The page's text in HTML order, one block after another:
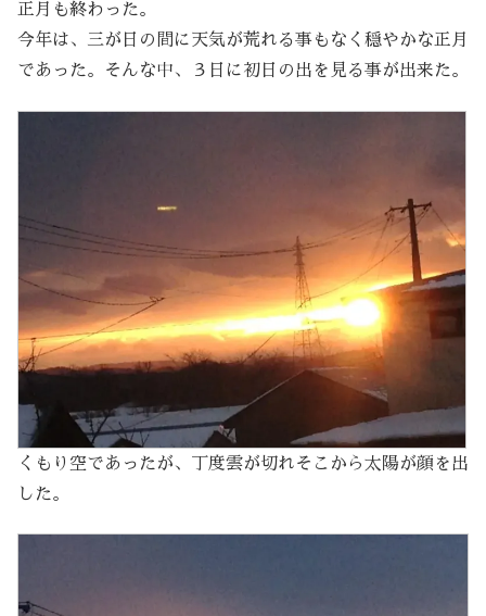
正月も終わった。
今年は、三が日の間に天気が荒れる事もなく穏やかな正月
であった。そんな中、３日に初日の出を見る事が出来た。
くもり空であったが、丁度雲が切れそこから太陽が顔を出
した。